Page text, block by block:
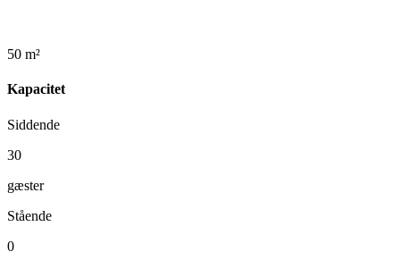
50 m²
Kapacitet
Siddende
30
gæster
Stående
0